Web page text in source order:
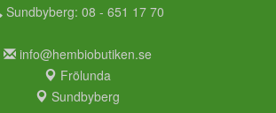
Sundbyberg: 08 - 651 17 70
info@hembiobutiken.se
Frölunda
Sundbyberg